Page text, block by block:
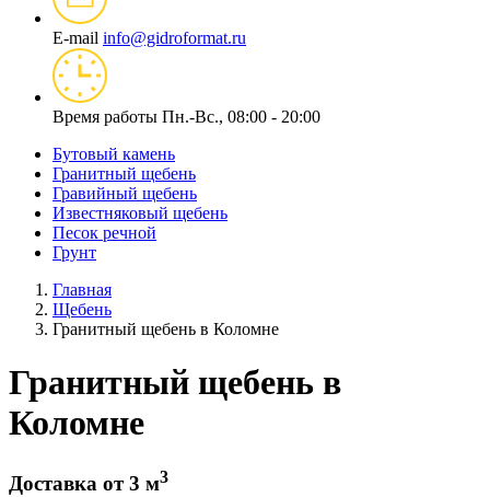
E-mail info@gidroformat.ru
Время работы Пн.-Вс., 08:00 - 20:00
Бутовый камень
Гранитный щебень
Гравийный щебень
Известняковый щебень
Песок речной
Грунт
Главная
Щебень
Гранитный щебень в Коломне
Гранитный щебень в
Коломне
Доставка от 3 м3